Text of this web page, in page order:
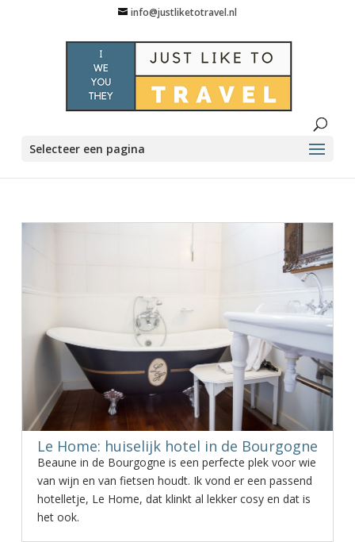
info@justliketotravel.nl
Selecteer een pagina
Le Home: huiselijk hotel in de Bourgogne
Beaune in de Bourgogne is een perfecte plek voor wie
van wijn en van fietsen houdt. Ik vond er een passend
hotelletje, Le Home, dat klinkt al lekker cosy en dat is
het ook.